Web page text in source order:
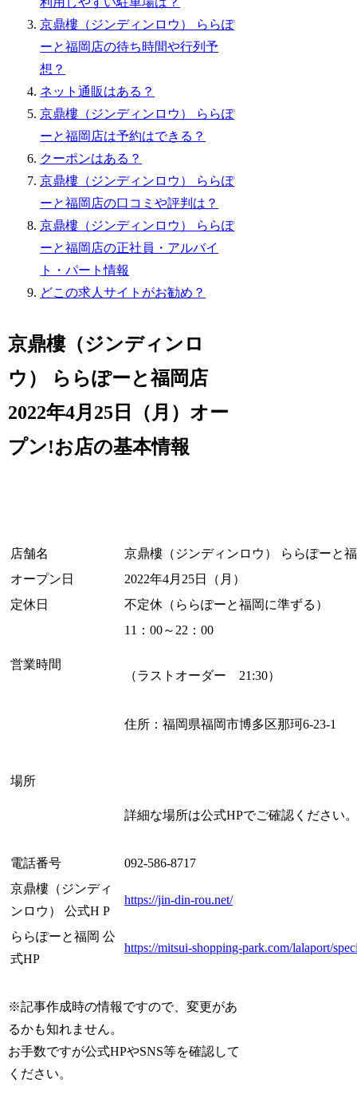
京鼎樓（ジンディンロウ） ららぽ
ーと福岡店の待ち時間や行列予
想？
ネット通販はある？
京鼎樓（ジンディンロウ） ららぽ
ーと福岡店は予約はできる？
クーポンはある？
京鼎樓（ジンディンロウ） ららぽ
ーと福岡店の口コミや評判は？
京鼎樓（ジンディンロウ） ららぽ
ーと福岡店の正社員・アルバイ
ト・パート情報
どこの求人サイトがお勧め？
京鼎樓（ジンディンロ
ウ） ららぽーと福岡店
2022年4月25日（月）オー
プン!お店の基本情報
店舗名
京鼎樓（ジンディンロウ） ららぽーと
オープン日
2022年4月25日（月）
定休日
不定休（ららぽーと福岡に準ずる）
営業時間
11：00～22：00
（ラストオーダー 21:30）
場所
住所：福岡県福岡市博多区那珂6-23-1
詳細な場所は公式HPでご確認ください
電話番号
092-586-8717
京鼎樓（ジンディ
ンロウ） 公式H P
https://jin-din-rou.net/
ららぽーと福岡 公
式HP
https://mitsui-shopping-park.com/lalaport/
※記事作成時の情報ですので、変更があ
るかも知れません。
お手数ですが公式HPやSNS等を確認して
ください。